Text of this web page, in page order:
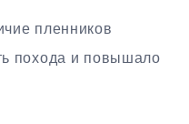
пленников
похода и повышало